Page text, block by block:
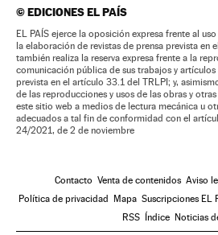
©EDICIONES EL PAÍS
EL PAÍS ejerce la oposición expresa frente al
la elaboración de revistas de prensa prevista en
también realiza la reserva expresa frente a la
comunicación pública de sus trabajos y
prevista en el artículo 33.1 del TRLPI; y,
de las reproducciones y usos de las obras y
este sitio web a medios de lectura mecánica u
adecuados a tal fin de conformidad con el
24/2021, de 2 de noviembre
Contacto Venta de contenidos Aviso
Política de privacidad
Mapa Suscripciones EL
RSS
Índice Noticias